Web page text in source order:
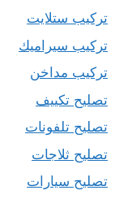
تركيب ستلايت
تركيب سيراميك
تركيب مداخن
تصليح تكييف
تصليح تلفونات
تصليح ثلاجات
تصليح سيارات